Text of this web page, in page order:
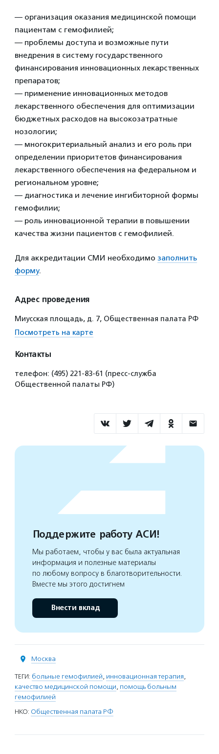
— организация оказания медицинской помощи
пациентам с гемофилией;
— проблемы доступа и возможные пути
внедрения в систему государственного
финансирования инновационных лекарственных
препаратов;
— применение инновационных методов
лекарственного обеспечения для оптимизации
бюджетных расходов на высокозатратные
нозологии;
— многокритериальный анализ и его роль при
определении приоритетов финансирования
лекарственного обеспечения на федеральном и
региональном уровне;
— диагностика и лечение ингибиторной формы
гемофилии;
— роль инновационной терапии в повышении
качества жизни пациентов с гемофилией.
Для аккредитации СМИ необходимо заполнить
форму.
Адрес проведения
Миусская площадь, д. 7, Общественная палата РФ
Посмотреть на карте
Контакты
телефон: (495) 221-83-61 (пресс-служба
Общественной палаты РФ)
Поддержите работу АСИ!
Мы работаем, чтобы у вас была актуальная
информация и полезные материалы
по любому вопросу в благотворительности.
Вместе мы этого достигнем
Внести вклад
Москва
ТЕГИ: больные гемофилией, инновационная терапия,
качество медицинской помощи, помощь больным
гемофилией
НКО: Общественная палата РФ